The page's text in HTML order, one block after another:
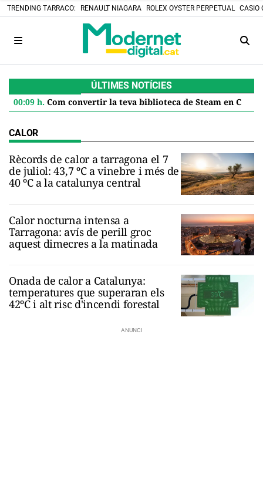
TRENDING TARRACO: RENAULT NIAGARA ROLEX OYSTER PERPETUAL CASIO
ÚLTIMES NOTÍCIES
00:09 h. Com convertir la teva biblioteca de Steam en Cartutxos retro: el projecte DIY que desafia el futur digital
CALOR
Rècords de calor a tarragona el 7
de juliol: 43,7 ºC a vinebre i més de
40 ºC a la catalunya central
Calor nocturna intensa a
Tarragona: avís de perill groc
aquest dimecres a la matinada
Onada de calor a Catalunya:
temperatures que superaran els
42ºC i alt risc d'incendi forestal